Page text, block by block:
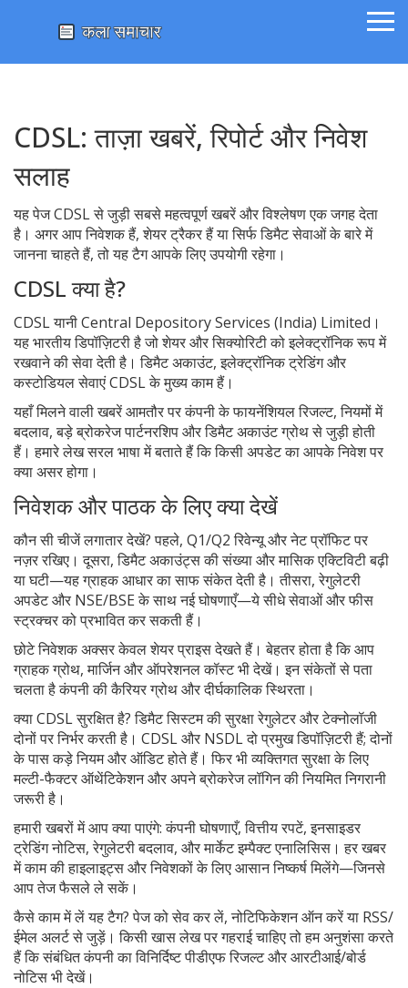
CDSL: ताज़ा खबरें, रिपोर्ट और निवेश
सलाह
यह पेज CDSL से जुड़ी सबसे महत्वपूर्ण खबरें और विश्लेषण एक जगह देता
है। अगर आप निवेशक हैं, शेयर ट्रैकर हैं या सिर्फ डिमैट सेवाओं के बारे में
जानना चाहते हैं, तो यह टैग आपके लिए उपयोगी रहेगा।
CDSL क्या है?
CDSL यानी Central Depository Services (India) Limited।
यह भारतीय डिपॉज़िटरी है जो शेयर और सिक्योरिटी को इलेक्ट्रॉनिक रूप में
रखवाने की सेवा देती है। डिमैट अकाउंट, इलेक्ट्रॉनिक ट्रेडिंग और
कस्टोडियल सेवाएं CDSL के मुख्य काम हैं।
यहाँ मिलने वाली खबरें आमतौर पर कंपनी के फायनेंशियल रिजल्ट, नियमों में
बदलाव, बड़े ब्रोकरेज पार्टनरशिप और डिमैट अकाउंट ग्रोथ से जुड़ी होती
हैं। हमारे लेख सरल भाषा में बताते हैं कि किसी अपडेट का आपके निवेश पर
क्या असर होगा।
निवेशक और पाठक के लिए क्या देखें
कौन सी चीजें लगातार देखें? पहले, Q1/Q2 रिवेन्यू और नेट प्रॉफिट पर
नज़र रखिए। दूसरा, डिमैट अकाउंट्स की संख्या और मासिक एक्टिविटी बढ़ी
या घटी—यह ग्राहक आधार का साफ संकेत देती है। तीसरा, रेगुलेटरी
अपडेट और NSE/BSE के साथ नई घोषणाएँ—ये सीधे सेवाओं और फीस
स्ट्रक्चर को प्रभावित कर सकती हैं।
छोटे निवेशक अक्सर केवल शेयर प्राइस देखते हैं। बेहतर होता है कि आप
ग्राहक ग्रोथ, मार्जिन और ऑपरेशनल कॉस्ट भी देखें। इन संकेतों से पता
चलता है कंपनी की कैरियर ग्रोथ और दीर्घकालिक स्थिरता।
क्या CDSL सुरक्षित है? डिमैट सिस्टम की सुरक्षा रेगुलेटर और टेक्नोलॉजी
दोनों पर निर्भर करती है। CDSL और NSDL दो प्रमुख डिपॉज़िटरी हैं; दोनों
के पास कड़े नियम और ऑडिट होते हैं। फिर भी व्यक्तिगत सुरक्षा के लिए
मल्टी-फैक्टर ऑथेंटिकेशन और अपने ब्रोकरेज लॉगिन की नियमित निगरानी
जरूरी है।
हमारी खबरों में आप क्या पाएंगे: कंपनी घोषणाएँ, वित्तीय रपटें, इनसाइडर
ट्रेडिंग नोटिस, रेगुलेटरी बदलाव, और मार्केट इम्पैक्ट एनालिसिस। हर खबर
में काम की हाइलाइट्स और निवेशकों के लिए आसान निष्कर्ष मिलेंगे—जिनसे
आप तेज फैसले ले सकें।
कैसे काम में लें यह टैग? पेज को सेव कर लें, नोटिफिकेशन ऑन करें या RSS/
ईमेल अलर्ट से जुड़ें। किसी खास लेख पर गहराई चाहिए तो हम अनुशंसा करते
हैं कि संबंधित कंपनी का विनिर्दिष्ट पीडीएफ रिजल्ट और आरटीआई/बोर्ड
नोटिस भी देखें।